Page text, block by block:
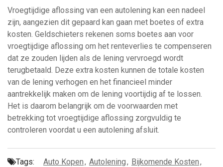
Vroegtijdige aflossing van een autolening kan een nadeel
zijn, aangezien dit gepaard kan gaan met boetes of extra
kosten. Geldschieters rekenen soms boetes aan voor
vroegtijdige aflossing om het renteverlies te compenseren
dat ze zouden lijden als de lening vervroegd wordt
terugbetaald. Deze extra kosten kunnen de totale kosten
van de lening verhogen en het financieel minder
aantrekkelijk maken om de lening voortijdig af te lossen.
Het is daarom belangrijk om de voorwaarden met
betrekking tot vroegtijdige aflossing zorgvuldig te
controleren voordat u een autolening afsluit.
Tags: Auto Kopen, Autolening, Bijkomende Kosten,